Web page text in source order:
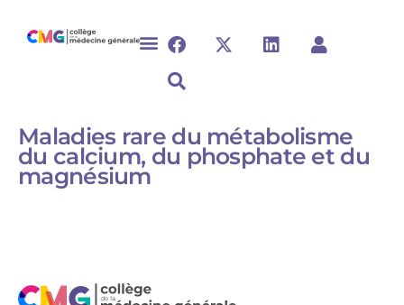
Maladies rare du métabolisme
du calcium, du phosphate et du
magnésium